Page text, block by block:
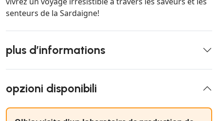
senteurs de la Sardaigne!
plus d’informations
opzioni disponibili